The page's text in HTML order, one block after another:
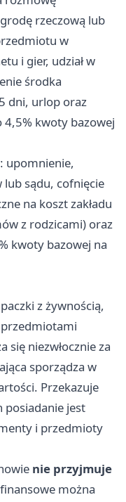
rzeczową lub
w
i gier, udział w
środka
dni, urlop oraz
4,5% kwoty bazowej
upomnienie,
sądu, cofnięcie
na koszt zakładu
z rodzicami) oraz
kwoty bazowej na
z żywnością,
się niezwłocznie za
sporządza w
Przekazuje
jest
i przedmioty
nie przyjmuje
można